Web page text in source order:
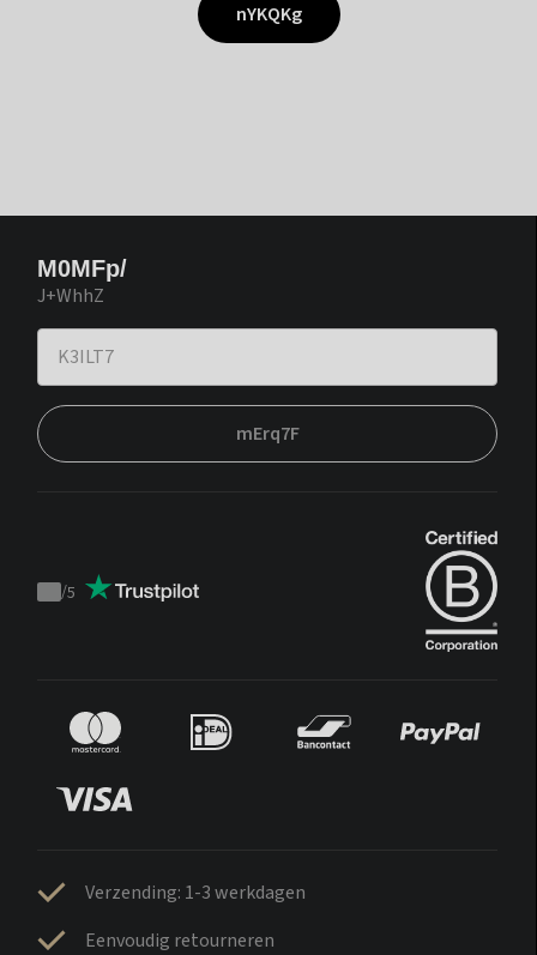
nYKQKg
M0MFp/
J+WhhZ
mErq7F
Trustpilot
/5
Verzending: 1-3 werkdagen
Eenvoudig retourneren